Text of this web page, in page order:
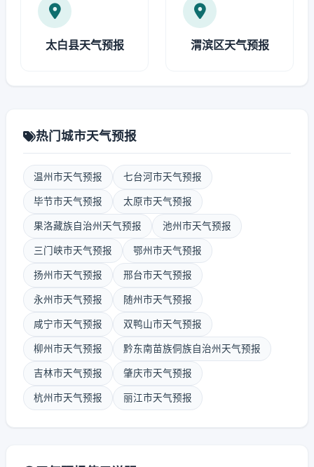
太白县天气预报 渭滨区天气预报
热门城市天气预报
温州市天气预报 七台河市天气预报
毕节市天气预报 太原市天气预报
果洛藏族自治州天气预报 池州市天气预报
三门峡市天气预报 鄂州市天气预报
扬州市天气预报 邢台市天气预报
永州市天气预报 随州市天气预报
咸宁市天气预报 双鸭山市天气预报
柳州市天气预报 黔东南苗族侗族自治州天气预报
吉林市天气预报 肇庆市天气预报
杭州市天气预报 丽江市天气预报